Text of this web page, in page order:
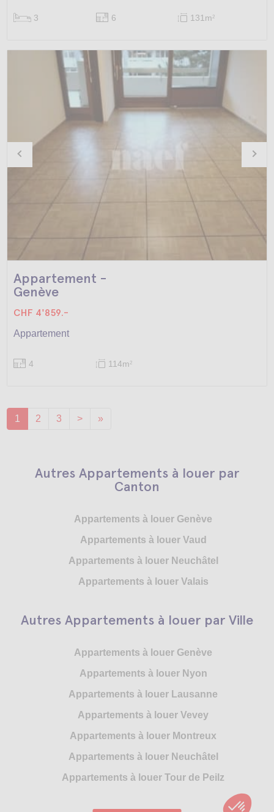
3 6 131m2
Appartement -
Genève
CHF 4'859.-
Appartement
4 114m2
1 2 3 > »
Autres Appartements à louer par
Canton
Appartements à louer Genève
Appartements à louer Vaud
Appartements à louer Neuchâtel
Appartements à louer Valais
Autres Appartements à louer par Ville
Appartements à louer Genève
Appartements à louer Nyon
Appartements à louer Lausanne
Appartements à louer Vevey
Appartements à louer Montreux
Appartements à louer Neuchâtel
Appartements à louer Tour de Peilz